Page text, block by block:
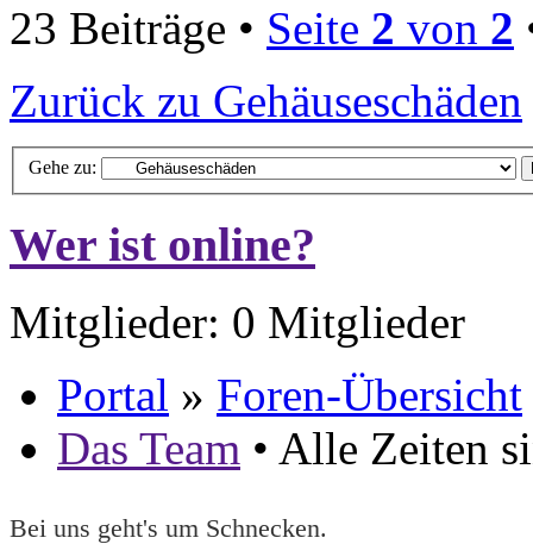
23 Beiträge • Seite 2 von 2
Zurück zu Gehäuseschäden
Gehe zu:
Wer ist online?
Mitglieder: 0 Mitglieder
Portal » Foren-Übersicht
Das Team • Alle Zeiten
Bei uns geht's um Schnecken.